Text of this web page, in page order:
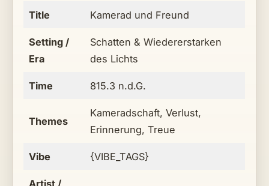
Title Kamerad und Freund
Setting /
Era
Schatten & Wiedererstarken
des Lichts
Time 815.3 n.d.G.
Themes
Kameradschaft, Verlust,
Erinnerung, Treue
Vibe {VIBE_TAGS}
Artist /